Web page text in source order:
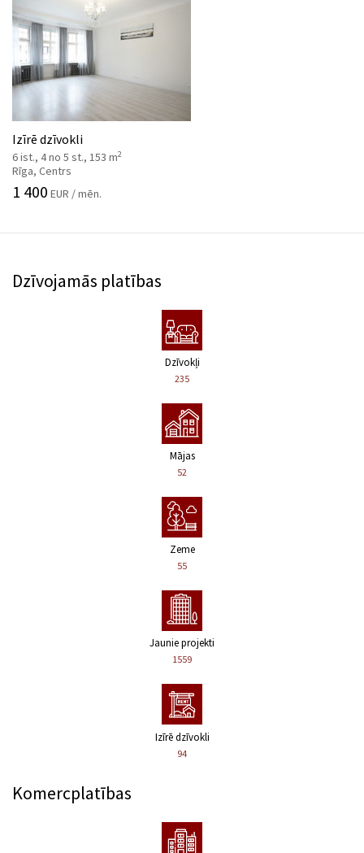
Izīrē dzīvokli
6 ist., 4 no 5 st., 153 m2
Rīga, Centrs
1 400 EUR / mēn.
Dzīvojamās platības
Dzīvokļi
235
Mājas
52
Zeme
55
Jaunie projekti
1559
Izīrē dzīvokli
94
Komercplatības